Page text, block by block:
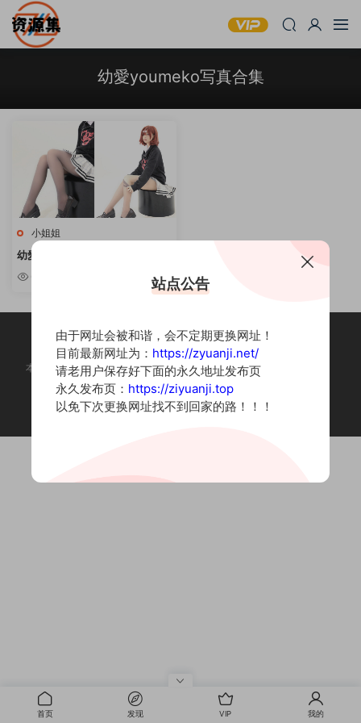
幼愛youmeko写真合集
小姐姐
幼愛youmeko – COSPLAY写真
资源合集 [持续更新]
本站为摄影写真图片网站，内容来自网络收集整理，仅作个人学习使用。
如有违法内容请联系删除
Copyright © 2022 资源集
首页 发现 VIP 我的
站点公告
由于网址会被和谐，会不定期更换网址！
目前最新网址为： https://zyuanji.net/
请老用户保存好下面的永久地址发布页
永久发布页： https://ziyuanji.top
以免下次更换网址找不到回家的路！！！